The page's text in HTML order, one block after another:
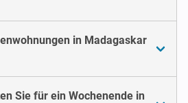
in Madagaskar
Sie für ein Wochenende in